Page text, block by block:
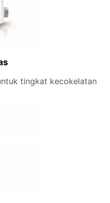
tingkat kecokelatan